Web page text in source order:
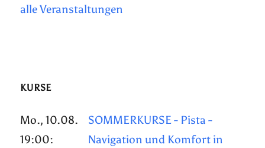
alle Veranstaltungen
KURSE
Mo., 10.08.
19:00:
SOMMERKURSE - Pista -
Navigation und Komfort in